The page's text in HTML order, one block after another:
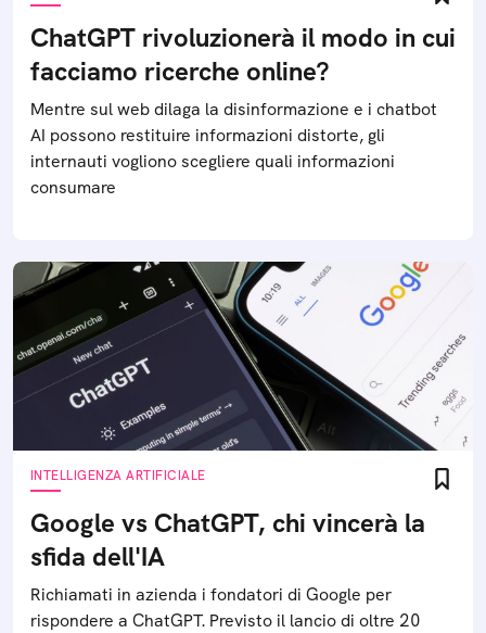
ChatGPT rivoluzionerà il modo in cui
facciamo ricerche online?
Mentre sul web dilaga la disinformazione e i chatbot
AI possono restituire informazioni distorte, gli
internauti vogliono scegliere quali informazioni
consumare
INTELLIGENZA ARTIFICIALE
Google vs ChatGPT, chi vincerà la
sfida dell'IA
Richiamati in azienda i fondatori di Google per
rispondere a ChatGPT. Previsto il lancio di oltre 20